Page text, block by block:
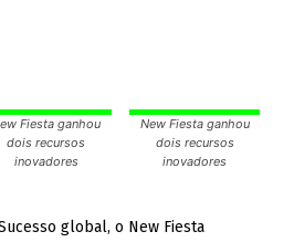
Fiesta ganhou
dois recursos
inovadores
New Fiesta ganhou
dois recursos
inovadores
global, o New Fiesta